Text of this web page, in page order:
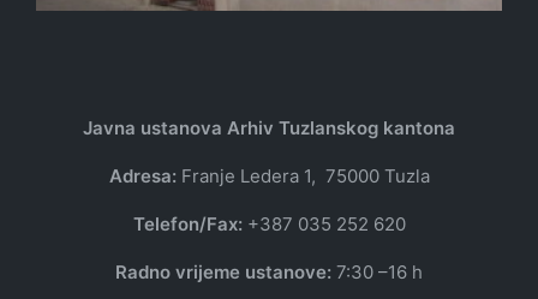
Javna ustanova Arhiv Tuzlanskog kantona
Adresa: Franje Ledera 1, 75000 Tuzla
Telefon/Fax: +387 035 252 620
Radno vrijeme ustanove: 7:30 –16 h